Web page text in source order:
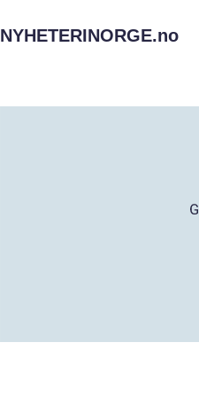
NYHETERINORGE.no